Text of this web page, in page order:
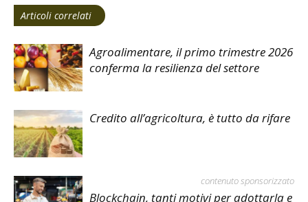
Articoli correlati
Agroalimentare, il primo trimestre 2026
conferma la resilienza del settore
Credito all’agricoltura, è tutto da rifare
contenuto sponsorizzato
Blockchain, tanti motivi per adottarla e